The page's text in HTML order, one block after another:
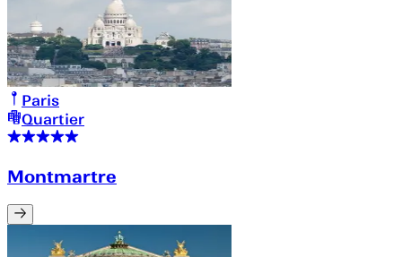
Paris
Quartier
Montmartre